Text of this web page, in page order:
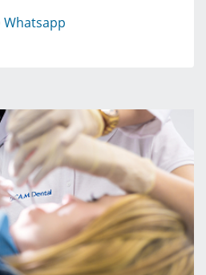
Whatsapp